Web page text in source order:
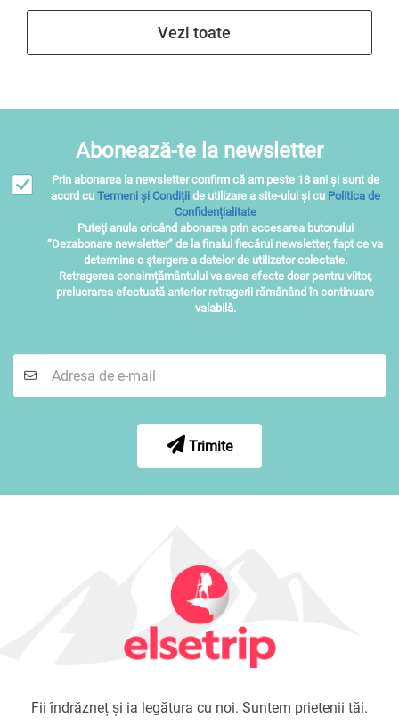
Vezi toate
Abonează-te la newsletter
Prin abonarea la newsletter confirm că am peste 18 ani și sunt de
acord cu Termeni și Condițiide utilizare a site-ului și cu Politica de
Confidențialitate
Puteţi anula oricând abonarea prin accesarea butonului
“Dezabonare newsletter” de la finalul fiecărui newsletter, fapt ce va
determina o ştergere a datelor de utilizator colectate.
Retragerea consimțământului va avea efecte doar pentru viitor,
prelucrarea efectuată anterior retragerii rămânând în continuare
valabilă.
Trimite
Fii îndrăzneț și ia legătura cu noi. Suntem prietenii tăi.